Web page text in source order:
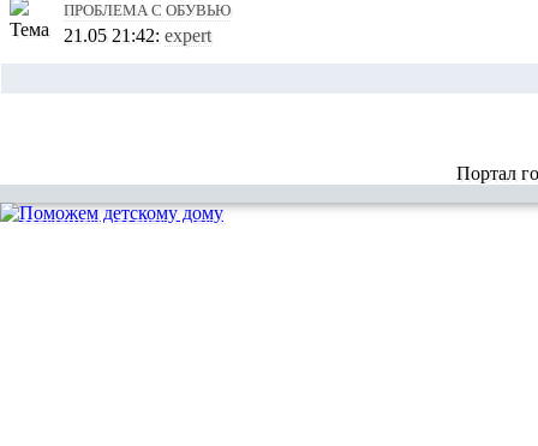
Проблема с обувью
21.05 21:42: expert
Портал